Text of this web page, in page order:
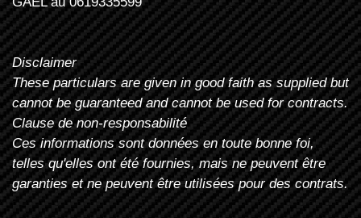
Disclaimer
These particulars are given in good faith as supplied but
cannot be guaranteed and cannot be used for contracts.
Clause de non-responsabilité
Ces informations sont données en toute bonne foi,
telles qu'elles ont été fournies, mais ne peuvent être
garanties et ne peuvent être utilisées pour des contrats.